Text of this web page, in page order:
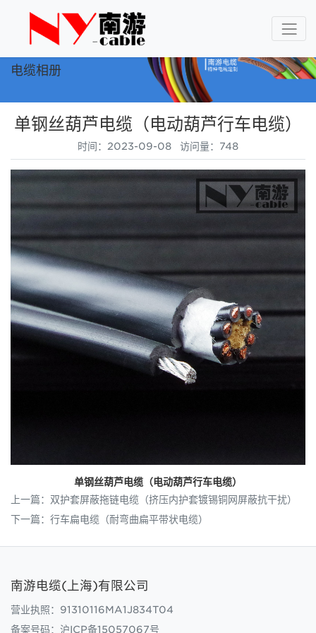
电缆相册
单钢丝葫芦电缆（电动葫芦行车电缆）
时间：2023-09-08 访问量：748
单钢丝葫芦电缆（电动葫芦行车电缆）
上一篇： 双护套屏蔽拖链电缆（挤压内护套镀锡铜网屏蔽抗干扰）
下一篇： 行车扁电缆（耐弯曲扁平带状电缆）
南游电缆(上海)有限公司
营业执照：91310116MA1J834T04
备案号码： 沪ICP备15057067号